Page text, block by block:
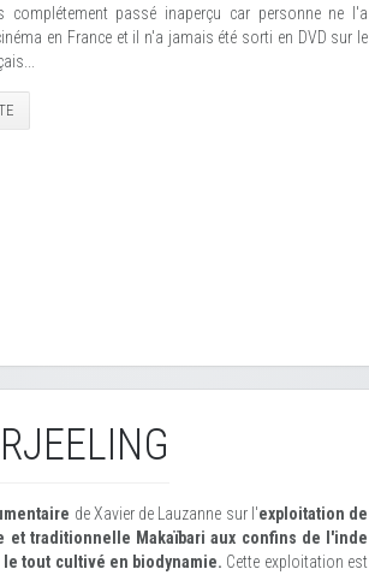
complétement passé inaperçu car personne ne l'a
en France et il n'a jamais été sorti en DVD sur le
de Xavier de Lauzanne sur l'exploitation de
et traditionnelle Makaïbari aux confins de l'inde
le tout cultivé en biodynamie. Cette exploitation est